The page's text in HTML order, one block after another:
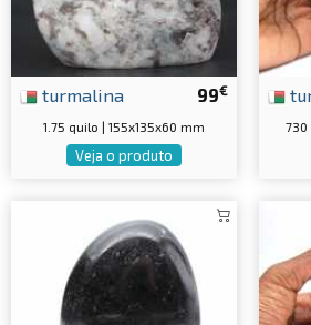
99€
turmalina
1.75 quilo | 155x135x60 mm
Veja o produto
730